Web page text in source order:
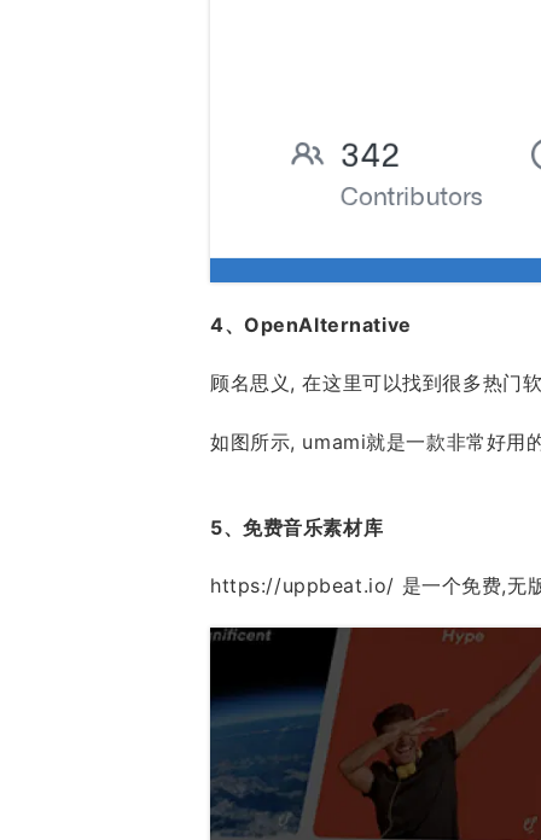
4、OpenAlternative
顾名思义, 在这里可以找到很多热门
如图所示, umami就是一款非常好用
5、免费音乐素材库
https://uppbeat.io/ 是一个免费,无